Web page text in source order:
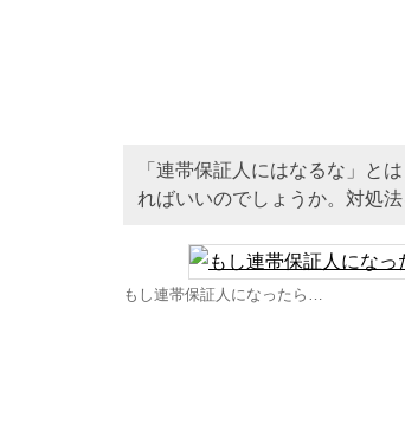
「連帯保証人にはなるな」と
ればいいのでしょうか。対処
もし連帯保証人になったら…